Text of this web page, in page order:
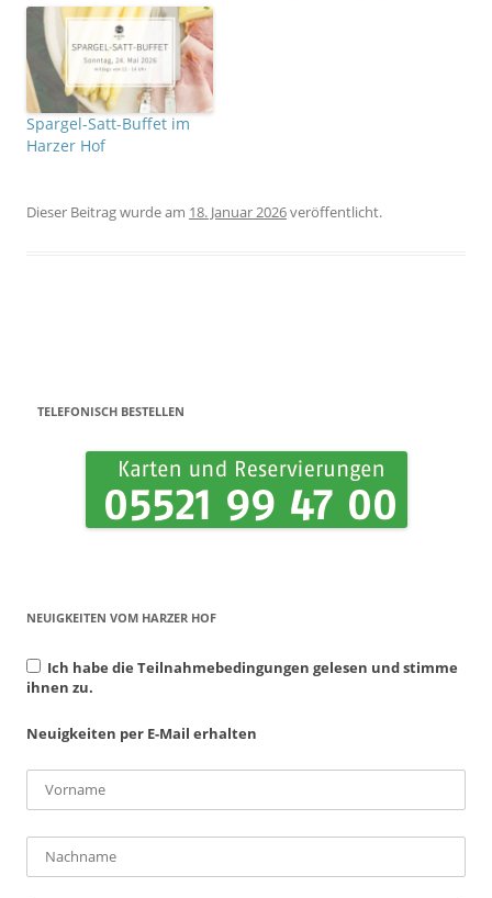
Spargel-Satt-Buffet im
Harzer Hof
Dieser Beitrag wurdeam 18. Januar 2026veröffentlicht.
TELEFONISCH BESTELLEN
NEUIGKEITEN VOM HARZER HOF
Ich habe die Teilnahmebedingungen gelesen und stimme
ihnen zu.
Neuigkeiten per E-Mail erhalten